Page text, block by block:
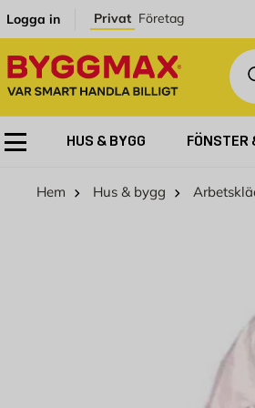
Logga in Privat Företag
Sök
HUS & BYGG FÖNSTER
Hem Hus & bygg